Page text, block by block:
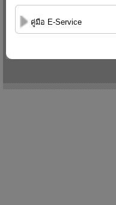
คู่มือ E-Service